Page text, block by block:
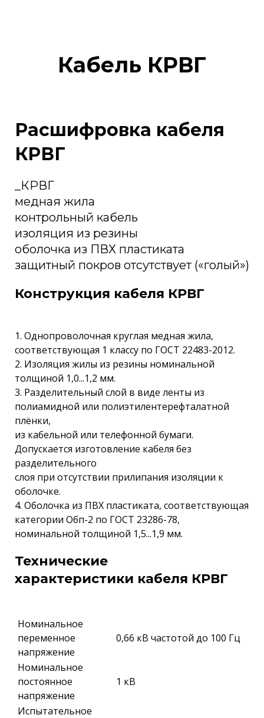
Кабель КРВГ
Расшифровка кабеля
КРВГ
_КРВГ
медная жила
контрольный кабель
изоляция из резины
оболочка из ПВХ пластиката
защитный покров отсутствует («голый»)
Конструкция кабеля КРВГ
1. Однопроволочная круглая медная жила,
соответствующая 1 классу по ГОСТ 22483-2012.
2. Изоляция жилы из резины номинальной
толщиной 1,0...1,2 мм.
3. Разделительный слой в виде ленты из
полиамидной или полиэтилентерефталатной
плёнки,
из кабельной или телефонной бумаги.
Допускается изготовление кабеля без
разделительного
слоя при отсутствии прилипания изоляции к
оболочке.
4. Оболочка из ПВХ пластиката, соответствующая
категории Обп-2 по ГОСТ 23286-78,
номинальной толщиной 1,5...1,9 мм.
Технические
характеристики кабеля КРВГ
Номинальное
переменное
напряжение
0,66 кВ частотой до 100 Гц
Номинальное
постоянное
напряжение
1 кВ
Испытательное